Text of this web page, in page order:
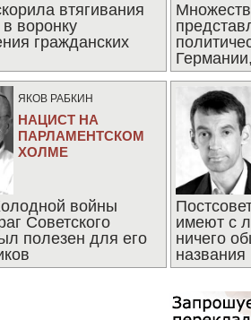
втягивания
воронку
гражданских
ЯКОВ РАБКИН
НАЦИСТ НА
ПАРЛАМЕНТСКОМ
ХОЛМЕ
войны
Советского
полезен для его
имеют с
ничего
названия